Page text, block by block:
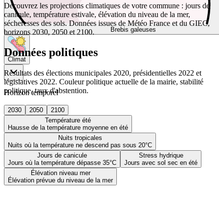
Brebis galeuses
Climat
Horizon temporel
2030 2050
2100
Température été
Hausse de la température moyenne en été
Nuits tropicales
Nuits où la température ne descend pas sous 20°C
Jours de canicule
Jours où la température dépasse 35°C
Stress hydrique
Jours avec sol sec en été
Élévation niveau mer
Élévation prévue du niveau de la mer
Découvrez les projections climatiques de votre commune : jours de
canicule, température estivale, élévation du niveau de la mer,
sécheresses des sols. Données issues de Météo France et du GIEC,
horizons 2030, 2050 et 2100.
Données politiques
Résultats des élections municipales 2020, présidentielles 2022 et
législatives 2022. Couleur politique actuelle de la mairie, stabilité
politique, taux d'abstention.